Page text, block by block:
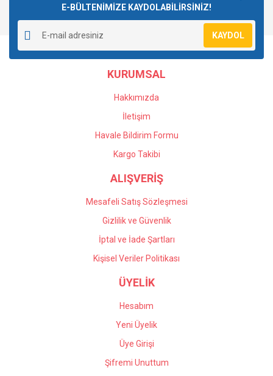
E-BÜLTENİMİZE KAYDOLABİLİRSİNİZ!
KAYDOL
KURUMSAL
Hakkımızda
İletişim
Havale Bildirim Formu
Kargo Takibi
ALIŞVERİŞ
Mesafeli Satış Sözleşmesi
Gizlilik ve Güvenlik
İptal ve İade Şartları
Kişisel Veriler Politikası
ÜYELİK
Hesabım
Yeni Üyelik
Üye Girişi
Şifremi Unuttum